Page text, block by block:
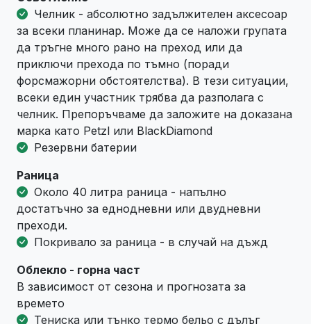
Челник - абсолютно задължителен аксесоар
за всеки планинар. Може да се наложи групата
да тръгне много рано на преход или да
приключи прехода по тъмно (поради
форсмажорни обстоятелства). В тези ситуации,
всеки един участник трябва да разполага с
челник. Препоръчваме да заложите на доказана
марка като Petzl или BlackDiamond
Резервни батерии
Раница
Около 40 литра раница - напълно
достатъчно за еднодневни или двудневни
преходи.
Покривало за раница - в случай на дъжд
Облекло - горна част
В зависимост от сезона и прогнозата за
времето
Тениска или тънко термо бельо с дълъг